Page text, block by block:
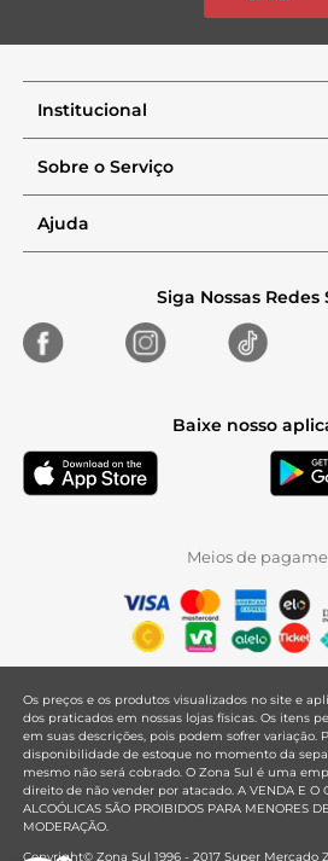
Institucional
Sobre o Serviço
Ajuda
Siga Nossas Redes
Baixe nosso
Meios de
Os preços e os produtos visualizados no site e
dos praticados em nossas lojas físicas. Os itens
em suas descrições, pois podem sofrer variação.
disponibilidade de estoque no momento da
mesmo não será cobrado. O Zona Sul é uma
direito de não vender por atacado. A VENDA E O
ALCOÓLICAS SÃO PROIBIDOS PARA MENORES
MODERAÇÃO.
Copyright© Zona Sul 1996 - 2017 Super Mercado